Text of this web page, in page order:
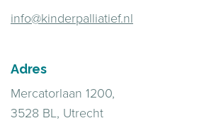
info@kinderpalliatief.nl
Adres
Mercatorlaan 1200,
3528 BL, Utrecht